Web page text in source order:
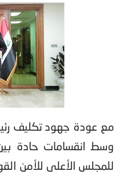
مع عودة جهود تكليف
وسط انقسامات حادة بين
للمجلس الأعلى للأمن